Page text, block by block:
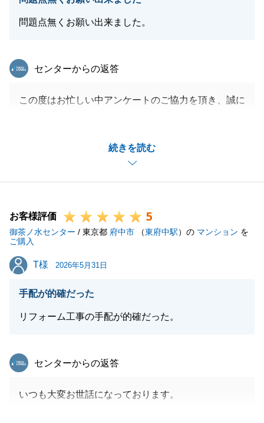
問題点無くお願い出来ました。
続きを読む
東急リバブル
センターからの返答
この度はお忙しい中アンケートのご協力を頂き、誠に
きかったかと存じますが、迅速にご対応頂きスムーズ
に取引を進める事が出来ました。
今後とも不動産に関するお困り事があれば何なりとお
引き続きよろしくお願いいたします。
お客様評価 5
御茶ノ水センター / 東京都 府中市 （東府中駅）の マンション を
ご購入
T様
T様 2026年5月31日
手配が的確だった
リフォーム工事の手配が的確だった。
東急リバブル
センターからの返答
いつも大変お世話になっております。